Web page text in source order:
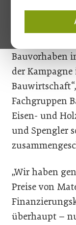
Kampagne,
potentielle
Bauvorhaben
der
Fachgruppen
Eisen- und
und Spengler
„Wir haben
Preise von
überhaupt –